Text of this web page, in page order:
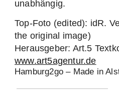
unabhängig.
Top-Foto (edited): idR.
the original image)
Herausgeber: Art.5
www.art5agentur.de
Hamburg2go – Made in